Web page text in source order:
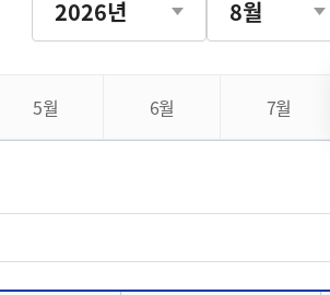
5월 6월 7월